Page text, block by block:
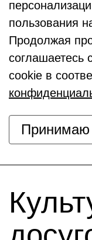
пользования
Продолжая
cookie в
Принимаю